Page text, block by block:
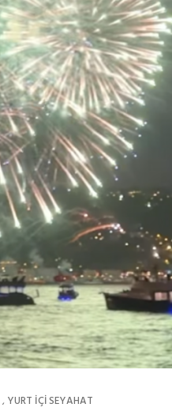
, YURT İÇİ SEYAHAT